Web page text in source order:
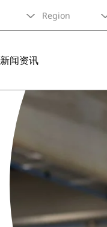
Region
新闻资讯